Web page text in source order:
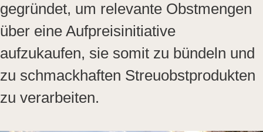
gegründet, um relevante Obstmengen
über eine Aufpreisinitiative
aufzukaufen, sie somit zu bündeln und
zu schmackhaften Streuobstprodukten
zu verarbeiten.